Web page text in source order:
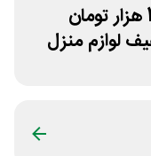
250 هزار تومان
لوازم منزل